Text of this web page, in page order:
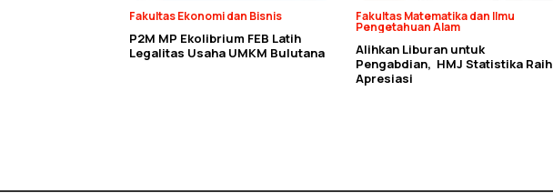
Fakultas Ekonomi dan Bisnis
P2M MP Ekolibrium FEB Latih
Legalitas Usaha UMKM Bulutana
Fakultas Matematika dan Ilmu
Pengetahuan Alam
Alihkan Liburan untuk
Pengabdian, HMJ Statistika Raih
Apresiasi